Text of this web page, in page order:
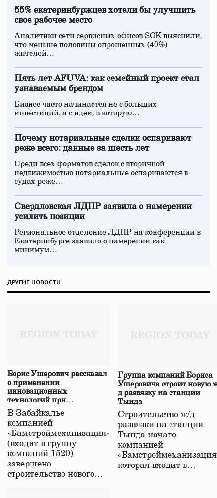
55% екатеринбуржцев хотели бы улучшить
свое рабочее место
Аналитики сети сервисных офисов SOK выяснили,
что меньше половины опрошенных (40%)
жителей…
Пять лет AFUVA: как семейный проект стал
узнаваемым брендом
Бизнес часто начинается не с больших
инвестиций, а с идеи, в которую…
Почему нотариальные сделки оспаривают
реже всего: данные за шесть лет
Среди всех форматов сделок с вторичной
недвижимостью нотариальные оспариваются в
судах реже…
Свердловская ЛДПР заявила о намерении
усилить позиции
Региональное отделение ЛДПР на конференции в
Екатеринбурге заявило о намерении как
минимум…
ДРУГИЕ НОВОСТИ
Борис Ушерович рассказал
о применении
инновационных
технологий при
строительстве нового моста
в Забайкалье
В Забайкалье
компанией
«Бамстроймеханизация»
(входит в группу
компаний 1520)
завершено
строительство нового…
Группа компаний Бориса
Ушеровича строит новую
д развязку на станции
Тында
Строительство ж/д
развязки на станции
Тында начато
компанией
которая входит в…